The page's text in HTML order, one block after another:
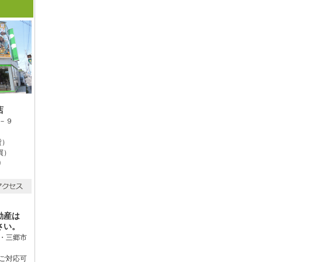
９
産は
。
三郷市
対応可